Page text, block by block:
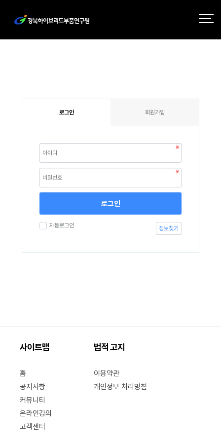
로그인 회원가입
로그인
자동로그인 정보찾기
사이트맵
홈
공지사항
커뮤니티
온라인강의
고객센터
법적 고지
이용약관
개인정보 처리방침